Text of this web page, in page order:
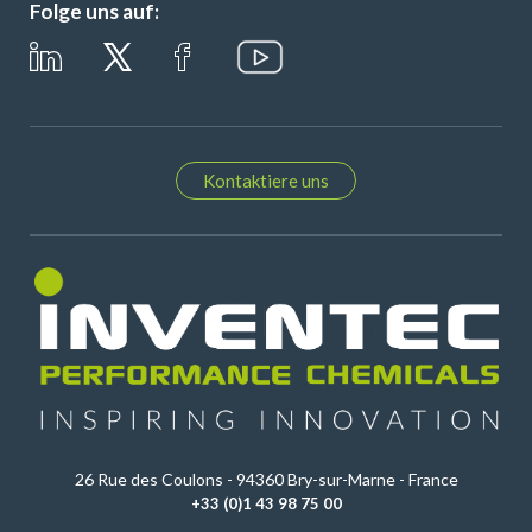
Folge uns auf:
Kontaktiere uns
26 Rue des Coulons - 94360 Bry-sur-Marne - France
+33 (0)1 43 98 75 00